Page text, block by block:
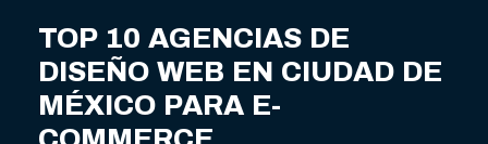
TOP 10 AGENCIAS DE
DISEÑO WEB EN CIUDAD DE
MÉXICO PARA E-